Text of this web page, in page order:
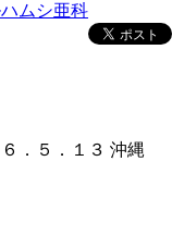
ムシ亜科
．５．１３ 沖縄